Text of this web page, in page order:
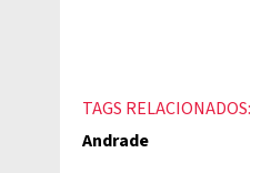
TAGS RELACIONADOS:
Andrade